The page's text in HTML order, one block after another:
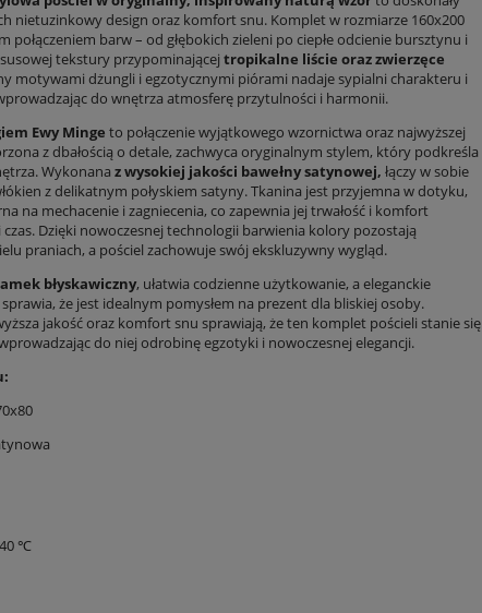
nietuzinkowy design oraz komfort snu. Komplet w rozmiarze 160x200
połączeniem barw – od głębokich zieleni po ciepłe odcienie bursztynu i
tekstury przypominającej tropikalne liście oraz zwierzęce
motywami dżungli i egzotycznymi piórami nadaje sypialni charakteru i
do wnętrza atmosferę przytulności i harmonii.
Ewy Minge to połączenie wyjątkowego wzornictwa oraz najwyższej
z dbałością o detale, zachwyca oryginalnym stylem, który podkreśla
Wykonana z wysokiej jakości bawełny satynowej, łączy w sobie
z delikatnym połyskiem satyny. Tkanina jest przyjemna w dotyku,
na mechacenie i zagniecenia, co zapewnia jej trwałość i komfort
czas. Dzięki nowoczesnej technologii barwienia kolory pozostają
praniach, a pościel zachowuje swój ekskluzywny wygląd.
błyskawiczny, ułatwia codzienne użytkowanie, a eleganckie
że jest idealnym pomysłem na prezent dla bliskiej osoby.
jakość oraz komfort snu sprawiają, że ten komplet pościeli stanie się
do niej odrobinę egzotyki i nowoczesnej elegancji.
40 ℃